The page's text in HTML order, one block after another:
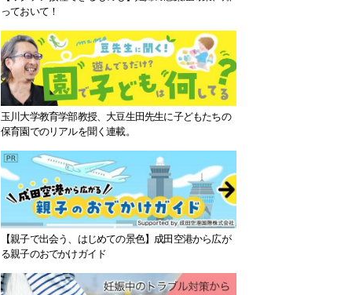
っておいて！
玉川大学教育学部教授、大豆生田先生に子どもたちの
保育園でのリアルを聞く連載。
【親子で出会う、はじめての景色】成田空港から広が
る親子のおでかけガイド